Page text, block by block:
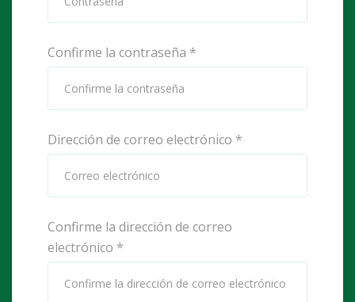
Confirme la contraseña *
Dirección de correo electrónico *
Confirme la dirección de correo
electrónico *